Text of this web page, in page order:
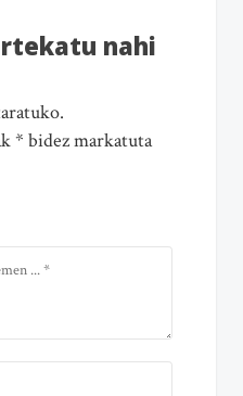
nahi
* bidez markatuta